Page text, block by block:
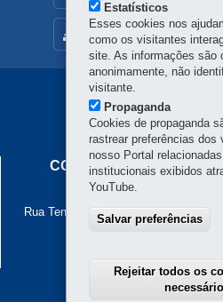
MAPA DO SITE
Navegação
Principal
Cohapar
COMPANHIA DE
Rua Tenente Francisco Ferreira de
Curitiba-PR
Atendimento
Estatísticos
Esses cookies nos
como os visitantes
site. As informações são
anonimamente, não
visitante.
Propaganda
Cookies de propaganda
rastrear preferências dos
nosso Portal
institucionais exibidos
YouTube.
Salvar preferências
Rejeitar todos os